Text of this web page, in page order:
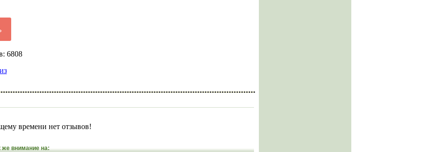
6808
времени нет отзывов!
же внимание на: